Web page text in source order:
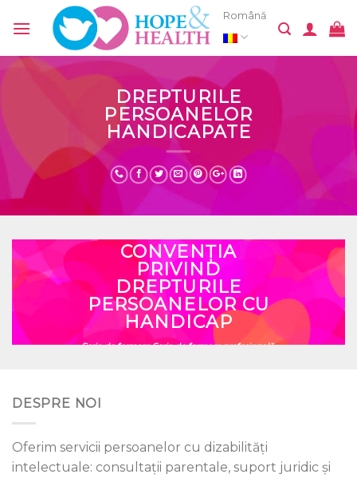
Română
DREPTURILE
PERSOANELOR
HANDICAPATE
CONVENȚIA
PRIVIND
DREPTURILE
PERSOANELOR CU
HANDICAP
Seria de formare Seria de formare profesională
DESPRE NOI
Oferim servicii persoanelor cu dizabilități
intelectuale: consultații parentale, suport juridic și